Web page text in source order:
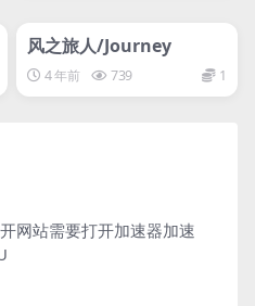
风之旅人/Journey
4 年前 739 1
网站需要打开加速器加速